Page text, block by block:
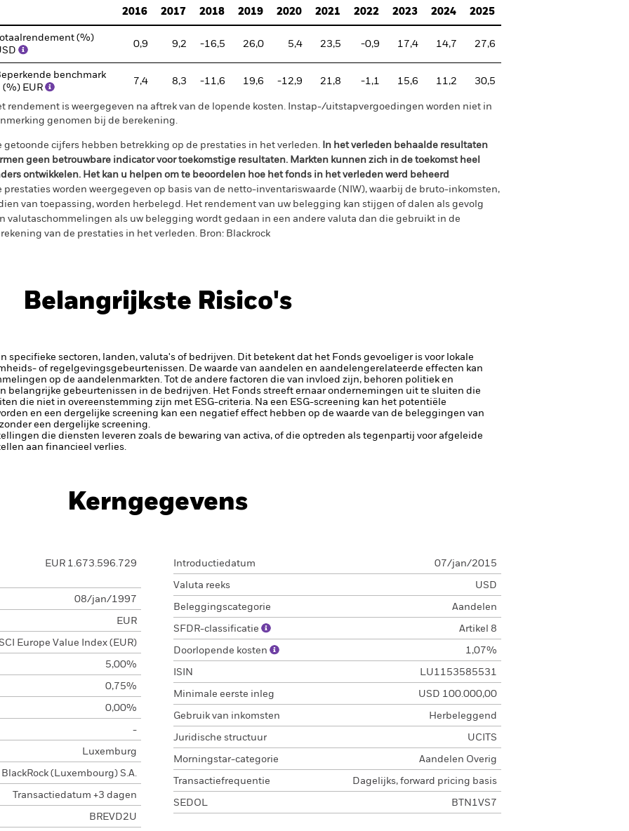
2016 2017 2018 2019 2020 2021 2022 2023 2024 2025
Totaalrendement (%)
0,9 9,2 -16,5 26,0 5,4 23,5 -0,9 17,4 14,7 27,6
benchmark
(%) EUR
7,4 8,3 -11,6 19,6 -12,9 21,8 -1,1 15,6 11,2 30,5
rendement is weergegeven na aftrek van de lopende kosten. Instap-/uitstapvergoedingen worden niet in
genomen bij de berekening.
getoonde cijfers hebben betrekking op de prestaties in het verleden. In het verleden behaalde resultaten
geen betrouwbare indicator voor toekomstige resultaten. Markten kunnen zich in de toekomst heel
ontwikkelen. Het kan u helpen om te beoordelen hoe het fonds in het verleden werd beheerd
prestaties worden weergegeven op basis van de netto-inventariswaarde (NIW), waarbij de bruto-inkomsten,
van toepassing, worden herbelegd. Het rendement van uw belegging kan stijgen of dalen als gevolg
valutaschommelingen als uw belegging wordt gedaan in een andere valuta dan die gebruikt in de
van de prestaties in het verleden. Bron: Blackrock
Belangrijkste Risico's
specifieke sectoren, landen, valuta's of bedrijven. Dit betekent dat het Fonds gevoeliger is voor lokale
of regelgevingsgebeurtenissen. De waarde van aandelen en aandelengerelateerde effecten kan
op de aandelenmarkten. Tot de andere factoren die van invloed zijn, behoren politiek en
belangrijke gebeurtenissen in de bedrijven. Het Fonds streeft ernaar ondernemingen uit te sluiten die
die niet in overeenstemming zijn met ESG-criteria. Na een ESG-screening kan het potentiële
en een dergelijke screening kan een negatief effect hebben op de waarde van de beleggingen van
een dergelijke screening.
die diensten leveren zoals de bewaring van activa, of die optreden als tegenpartij voor afgeleide
aan financieel verlies.
Kerngegevens
EUR 1.673.596.729
08/jan/1997
EUR
Europe Value Index (EUR)
5,00%
0,75%
0,00%
-
Luxemburg
BlackRock (Luxembourg) S.A.
Transactiedatum +3 dagen
BREVD2U
Introductiedatum 07/jan/2015
Valuta reeks USD
Beleggingscategorie Aandelen
SFDR-classificatie Artikel 8
Doorlopende kosten 1,07%
ISIN LU1153585531
Minimale eerste inleg USD 100.000,00
Gebruik van inkomsten Herbeleggend
Juridische structuur UCITS
Morningstar-categorie Aandelen Overig
Transactiefrequentie Dagelijks, forward pricing basis
SEDOL BTN1VS7